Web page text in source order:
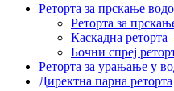
Реторта за прскање
Реторта за
Каскадна реторта
Бочни спреј
Реторта за урањање у
Директна парна реторта